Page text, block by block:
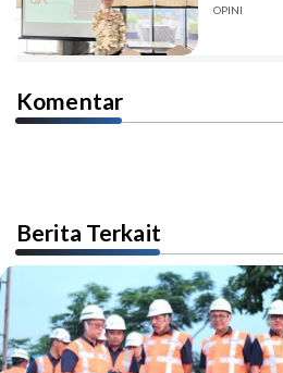
OPINI
Komentar
Berita Terkait